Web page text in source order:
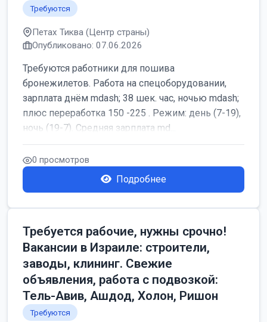
Требуются
Петах Тиква (Центр страны)
Опубликовано: 07.06.2026
Требуются работники для пошива
бронежилетов. Работа на спецоборудовании,
зарплата днём mdash; 38 шек. час, ночью mdash;
плюс переработка 150 -225 . Режим: день (7-19),
ночь (19-7). Средняя зарплата md...
0 просмотров
Подробнее
Требуется рабочие, нужны срочно!
Вакансии в Израиле: строители,
заводы, клининг. Свежие
объявления, работа с подвозкой:
Тель-Авив, Ашдод, Холон, Ришон
Требуются